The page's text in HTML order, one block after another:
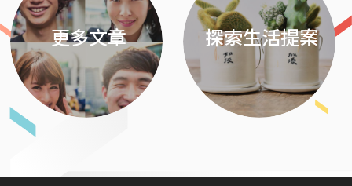
更多文章 探索生活提案